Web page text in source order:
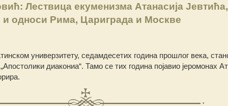
Лествица екуменизма Атанасија Јевтића,
и односи Рима, Цариграда и Москве
универзитету, седамдесетих година прошлог века,
диакониа“. Тамо се тих година појавио јеромонах